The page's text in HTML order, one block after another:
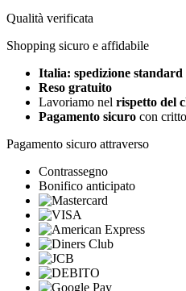
Qualità verificata
Shopping sicuro e affidabile
Italia: spedizione
Reso gratuito
Lavoriamo nel rispetto del
Pagamento sicuro con
Pagamento sicuro attraverso
Contrassegno
Bonifico anticipato